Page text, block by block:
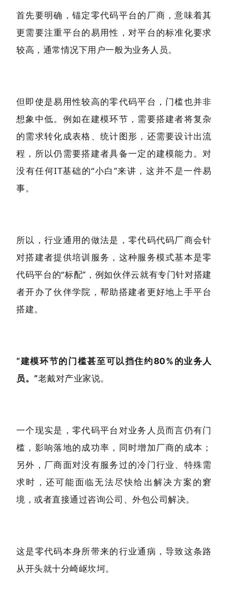
首先要明确，锚定零代码平台的厂商，意味着其
更需要注重平台的易用性，对平台的标准化要求
较高，通常情况下用户一般为业务人员。
但即使是易用性较高的零代码平台，门槛也并非
想象中低。例如在建模环节，需要搭建者将复杂
的需求转化成表格、统计图形，还需要设计出流
程，所以仍需要搭建者具备一定的建模能力。对
没有任何IT基础的“小白”来讲，这并不是一件易
事。
所以，行业通用的做法是，零代码代码厂商会针
对搭建者提供培训服务，这种服务模式基本是零
代码平台的“标配”，例如伙伴云就有专门针对搭建
者开办了伙伴学院，帮助搭建者更好地上手平台
搭建。
“建模环节的门槛甚至可以挡住约80%的业务人
员。”老戴对产业家说。
一个现实是，零代码平台对业务人员而言仍有门
槛，影响落地的成功率，同时增加厂商的成本；
另外，厂商面对没有服务过的冷门行业、特殊需
求时，还可能面临无法尽快给出解决方案的窘
境，或者直接通过咨询公司、外包公司解决。
这是零代码本身所带来的行业通病，导致这条路
从开头就十分崎岖坎坷。